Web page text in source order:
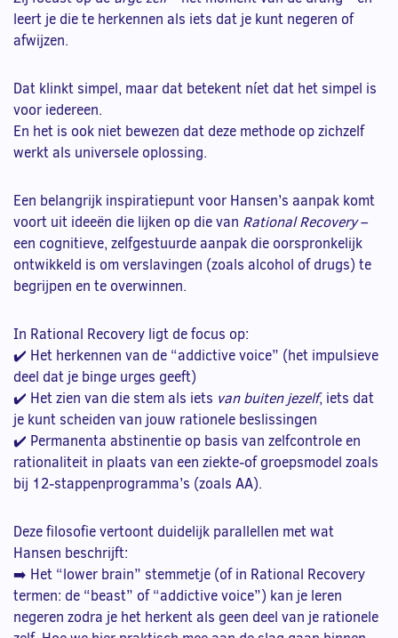
leert je die te herkennen als iets dat je kunt negeren of
afwijzen.
Dat klinkt simpel, maar dat betekent níet dat het simpel is
voor iedereen.
En het is ook niet bewezen dat deze methode op zichzelf
werkt als universele oplossing.
Een belangrijk inspiratiepunt voor Hansen’s aanpak komt
voort uit ideeën die lijken op die van Rational Recovery–
een cognitieve, zelfgestuurde aanpak die oorspronkelijk
ontwikkeld is om verslavingen (zoals alcohol of drugs) te
begrijpen en te overwinnen.
In Rational Recovery ligt de focus op:
✔️ Het herkennen van de “addictive voice” (het impulsieve
deel dat je binge urges geeft)
✔️ Het zien van die stem als iets van buiten jezelf, iets dat
je kunt scheiden van jouw rationele beslissingen
✔️ Permanenta abstinentie op basis van zelfcontrole en
rationaliteit in plaats van een ziekte‑of groepsmodel zoals
bij 12‑stappenprogramma’s (zoals AA).
Deze filosofie vertoont duidelijk parallellen met wat
Hansen beschrijft:
➡️ Het “lower brain” stemmetje (of in Rational Recovery
termen: de “beast” of “addictive voice”) kan je leren
negeren zodra je het herkent als geen deel van je rationele